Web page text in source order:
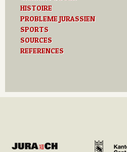
HISTOIRE
PROBLEME JURASSIEN
SPORTS
SOURCES
REFERENCES